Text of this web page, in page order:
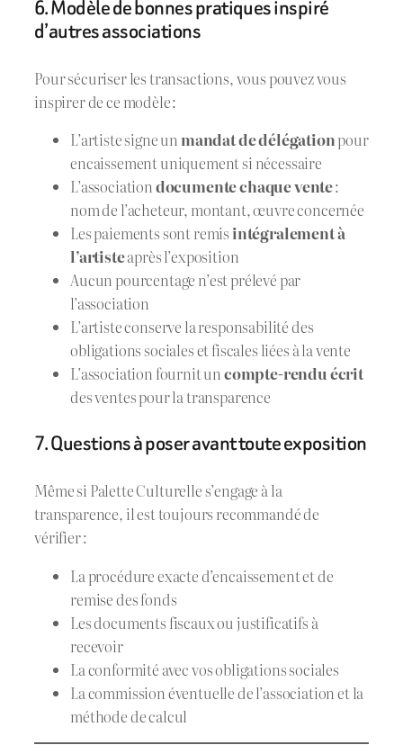
6. Modèle de bonnes pratiques inspiré
d’autres associations
Pour sécuriser les transactions, vous pouvez vous
inspirer de ce modèle :
L’artiste signe un mandat de délégationpour
encaissement uniquement si nécessaire
L’associationdocumente chaque vente:
nom de l’acheteur, montant, œuvre concernée
Les paiements sont remisintégralement à
l’artisteaprès l’exposition
Aucun pourcentage n’est prélevé par
l’association
L’artiste conserve la responsabilité des
obligations sociales et fiscales liées à la vente
L’association fournit uncompte-rendu écrit
des ventes pour la transparence
7. Questions à poser avant toute exposition
Même si Palette Culturelle s’engage à la
transparence, il est toujours recommandé de
vérifier :
La procédure exacte d’encaissement et de
remise des fonds
Les documents fiscaux ou justificatifs à
recevoir
La conformité avec vos obligations sociales
La commission éventuelle de l’association et la
méthode de calcul